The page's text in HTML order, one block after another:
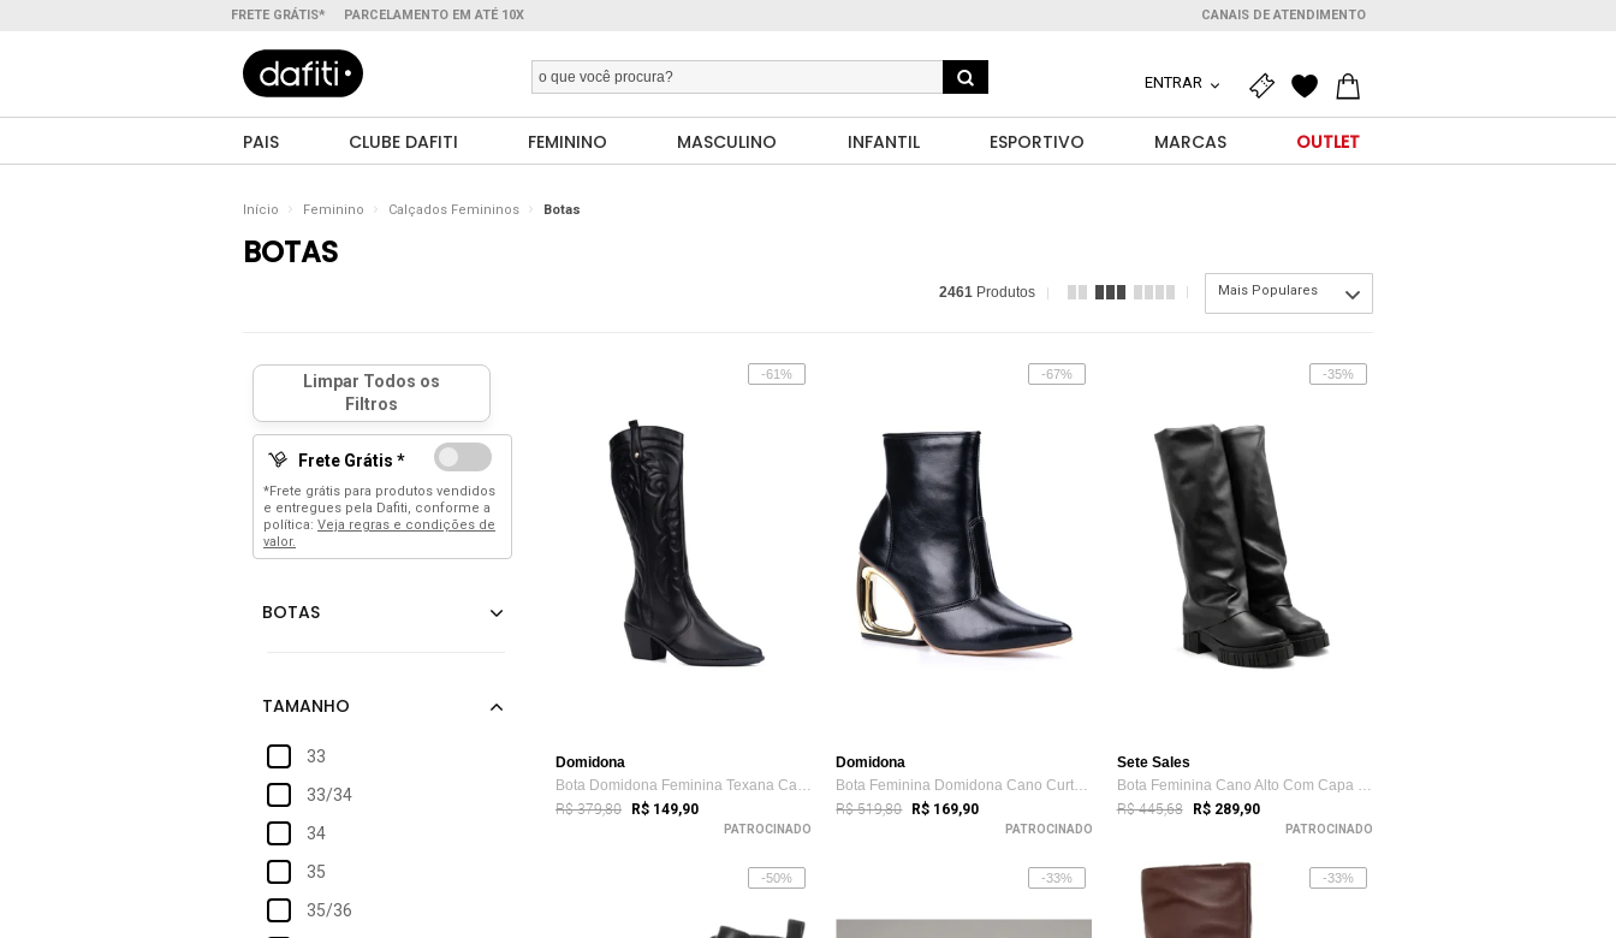
FRETE GRÁTIS* PARCELAMENTO EM ATÉ 10X CANAIS DE ATENDIMENTO
ENTRAR
PAIS CLUBE DAFITI FEMININO MASCULINO INFANTIL ESPORTIVO MARCAS OUTLET
Início Feminino Calçados Femininos Botas
BOTAS
2461 Produtos Mais Populares
Frete Grátis *
*Frete grátis para produtos vendidos
e entregues pela Dafiti, conforme a
política: Veja regras e condições de
valor.
33
33/34
34
35
35/36
-61%
Domidona
Bota Domidona Feminina Texana Cano Alto ...
R$ 379,80 R$ 149,90
PATROCINADO
-67%
Domidona
Bota Feminina Domidona Cano Curto Salto ...
R$ 519,80 R$ 169,90
PATROCINADO
-35%
Sete Sales
Bota Feminina Cano Alto Com Capa Sola Tr...
R$ 445,68 R$ 289,90
PATROCINADO
-50% -33% -33%